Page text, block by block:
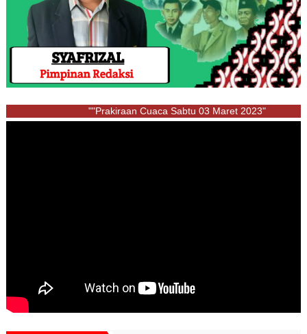
""Prakiraan Cuaca Sabtu 03 Maret 2023"